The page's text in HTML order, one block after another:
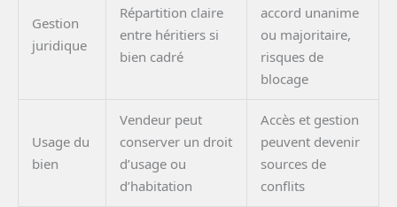
Gestion
juridique
Répartition claire
entre héritiers si
bien cadré
accord unanime
ou majoritaire,
risques de
blocage
Usage du
bien
Vendeur peut
conserver un droit
d’usage ou
d’habitation
Accès et gestion
peuvent devenir
sources de
conflits